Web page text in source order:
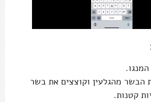
הבשר מהגלעין וקוצצים את בשר
קטנות.